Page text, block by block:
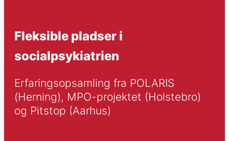
Fleksible pladser i
socialpsykiatrien
Erfaringsopsamling fra POLARIS
(Herning), MPO-projektet (Holstebro)
og Pitstop (Aarhus)